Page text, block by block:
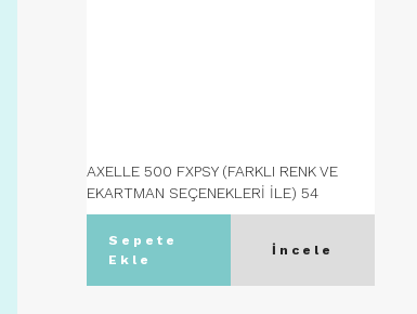
AXELLE 500 FXPSY (FARKLI RENK VE
EKARTMAN SEÇENEKLERİ İLE) 54
Ekartman - C08 TOPRAK
Sepete
Ekle
İncele